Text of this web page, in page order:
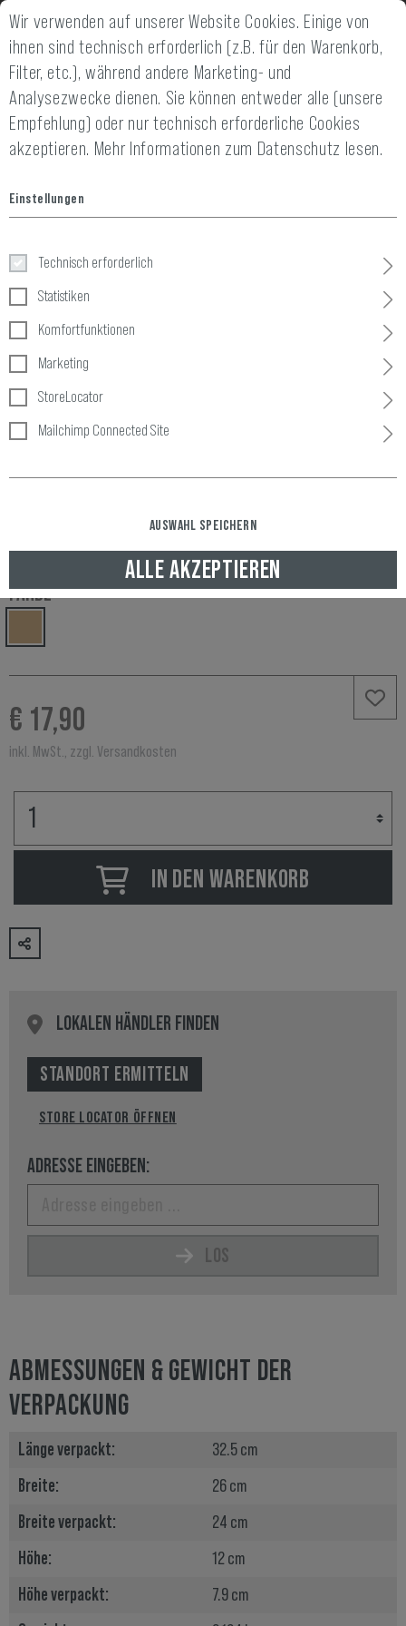
2 JAHRE GEWÄHRLEISTUNG 14 TAGE GELD-
Lightweight Half Face Mask
LAGERND, GELIEFERT NACH DEUTSCHLAND IN 2-3 WERKTAGEN
FARBE
€ 17,90
inkl. MwSt., zzgl. Versandkosten
IN DEN WARENKORB
LOKALEN HÄNDLER FINDEN
STANDORT ERMITTELN
STORE LOCATOR ÖFFNEN
ADRESSE EINGEBEN:
LOS
ABMESSUNGEN & GEWICHT DER
VERPACKUNG
Länge verpackt:
32.5 cm
Breite:
26 cm
Breite verpackt:
24 cm
Höhe:
12 cm
Höhe verpackt:
7.9 cm
Wir verwenden auf unserer Website Cookies. Einige von
ihnen sind technisch erforderlich (z.B. für den Warenkorb,
Filter, etc.), während andere Marketing- und
Analysezwecke dienen. Sie können entweder alle (unsere
Empfehlung) oder nur technisch erforderliche Cookies
akzeptieren. Mehr Informationen zum Datenschutz lesen.
Einstellungen
Technisch erforderlich
Statistiken
Komfortfunktionen
Marketing
StoreLocator
Mailchimp Connected Site
AUSWAHL SPEICHERN
ALLE AKZEPTIEREN